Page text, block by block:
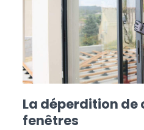
La déperdition de
fenêtres